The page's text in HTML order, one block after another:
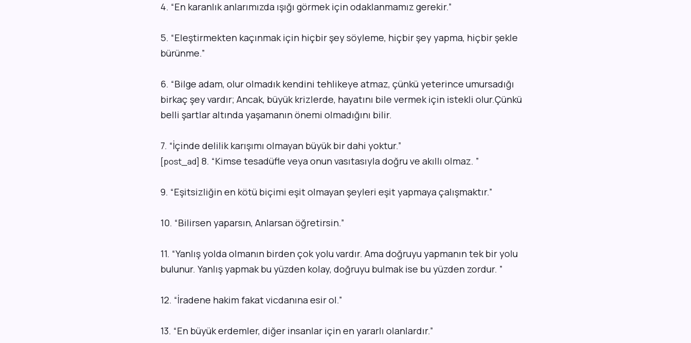
4. “En karanlık anlarımızda ışığı görmek için odaklanmamız gerekir.”
5. “Eleştirmekten kaçınmak için hiçbir şey söyleme, hiçbir şey yapma, hiçbir şekle
bürünme.”
6. “Bilge adam, olur olmadık kendini tehlikeye atmaz, çünkü yeterince umursadığı
birkaç şey vardır; Ancak, büyük krizlerde, hayatını bile vermek için istekli olur.Çünkü
belli şartlar altında yaşamanın önemi olmadığını bilir.
7. “İçinde delilik karışımı olmayan büyük bir dahi yoktur.”
[post_ad] 8. “Kimse tesadüfle veya onun vasıtasıyla doğru ve akıllı olmaz. ”
9. “Eşitsizliğin en kötü biçimi eşit olmayan şeyleri eşit yapmaya çalışmaktır.”
10. “Bilirsen yaparsın, Anlarsan öğretirsin.”
11. “Yanlış yolda olmanın birden çok yolu vardır. Ama doğruyu yapmanın tek bir yolu
bulunur. Yanlış yapmak bu yüzden kolay, doğruyu bulmak ise bu yüzden zordur. ”
12. “İradene hakim fakat vicdanına esir ol.”
13. “En büyük erdemler, diğer insanlar için en yararlı olanlardır.”